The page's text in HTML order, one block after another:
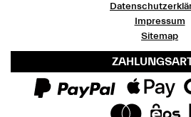
Impressum
Sitemap